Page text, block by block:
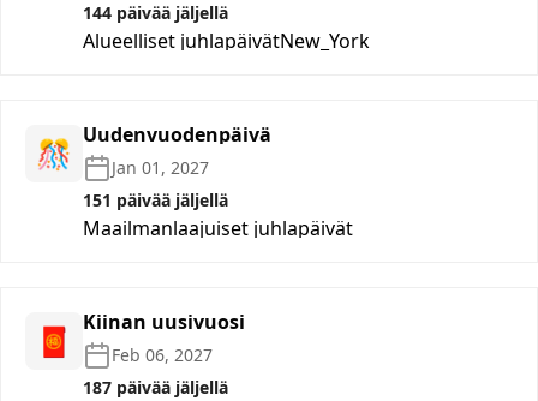
144 päivää jäljellä
Alueelliset juhlapäivätNew_York
🎊 Uudenvuodenpäivä
Jan 01, 2027
151 päivää jäljellä
Maailmanlaajuiset juhlapäivät
🧧 Kiinan uusivuosi
Feb 06, 2027
187 päivää jäljellä